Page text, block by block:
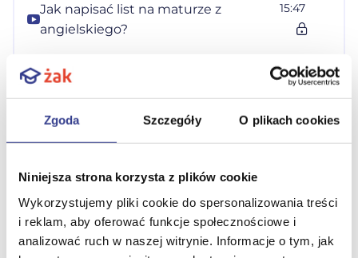
Zgoda Szczegóły O plikach cookies
Niniejsza strona korzysta z plików cookie
Wykorzystujemy pliki cookie do spersonalizowania treści
i reklam, aby oferować funkcje społecznościowe i
analizować ruch w naszej witrynie. Informacje o tym, jak
Jak napisać list na maturze z
angielskiego?
15:47
Sugestie i rady w języku angielskim 07:46
Tagi
#język
angielski
#matura
#matura pisemna z
języka angielskiego
Twój wykładowca